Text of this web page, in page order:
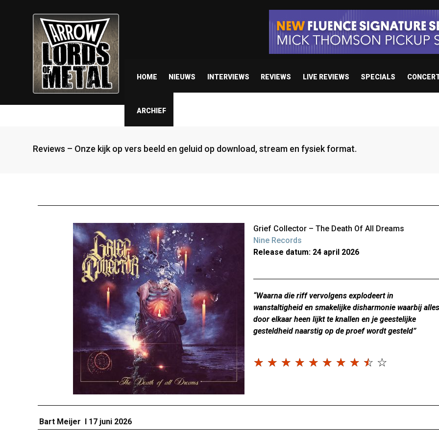
HOME NIEUWS INTERVIEWS REVIEWS LIVE REVIEWS SPECIALS
ARCHIEF
Reviews – Onze kijk op vers beeld en geluid op download, stream en fysiek format.
Grief Collector – The Death Of All Dreams
Nine Records
Release datum: 24 april 2026
“Waarna die riff vervolgens explodeert in
wanstaltigheid en smakelijke disharmonie waarbij alles
door elkaar heen lijkt te knallen en je geestelijke
gesteldheid naarstig op de proef wordt gesteld”
☆ ☆ ☆ ☆ ☆ ☆ ☆ ☆ ☆ ☆
Bart Meijer I 17 juni 2026